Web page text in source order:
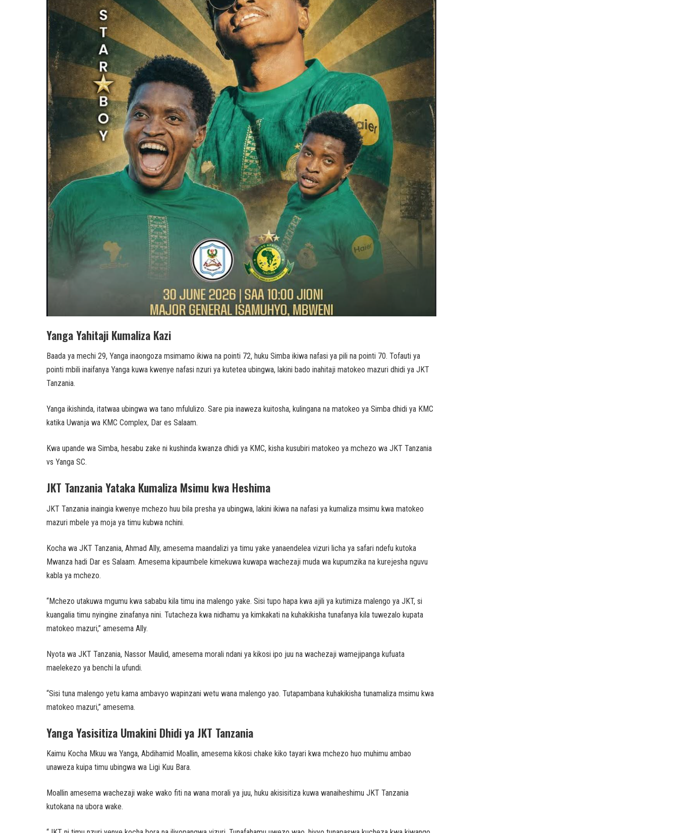
Yanga Yahitaji Kumaliza Kazi
Baada ya mechi 29, Yanga inaongoza msimamo ikiwa na pointi 72, huku Simba ikiwa nafasi ya pili na pointi 70. Tofauti ya
pointi mbili inaifanya Yanga kuwa kwenye nafasi nzuri ya kutetea ubingwa, lakini bado inahitaji matokeo mazuri dhidi ya JKT
Tanzania.
Yanga ikishinda, itatwaa ubingwa wa tano mfululizo. Sare pia inaweza kuitosha, kulingana na matokeo ya Simba dhidi ya KMC
katika Uwanja wa KMC Complex, Dar es Salaam.
Kwa upande wa Simba, hesabu zake ni kushinda kwanza dhidi ya KMC, kisha kusubiri matokeo ya mchezo wa JKT Tanzania
vs Yanga SC.
JKT Tanzania Yataka Kumaliza Msimu kwa Heshima
JKT Tanzania inaingia kwenye mchezo huu bila presha ya ubingwa, lakini ikiwa na nafasi ya kumaliza msimu kwa matokeo
mazuri mbele ya moja ya timu kubwa nchini.
Kocha wa JKT Tanzania, Ahmad Ally, amesema maandalizi ya timu yake yanaendelea vizuri licha ya safari ndefu kutoka
Mwanza hadi Dar es Salaam. Amesema kipaumbele kimekuwa kuwapa wachezaji muda wa kupumzika na kurejesha nguvu
kabla ya mchezo.
“Mchezo utakuwa mgumu kwa sababu kila timu ina malengo yake. Sisi tupo hapa kwa ajili ya kutimiza malengo ya JKT, si
kuangalia timu nyingine zinafanya nini. Tutacheza kwa nidhamu ya kimkakati na kuhakikisha tunafanya kila tuwezalo kupata
matokeo mazuri,” amesema Ally.
Nyota wa JKT Tanzania, Nassor Maulid, amesema morali ndani ya kikosi ipo juu na wachezaji wamejipanga kufuata
maelekezo ya benchi la ufundi.
“Sisi tuna malengo yetu kama ambavyo wapinzani wetu wana malengo yao. Tutapambana kuhakikisha tunamaliza msimu kwa
matokeo mazuri,” amesema.
Yanga Yasisitiza Umakini Dhidi ya JKT Tanzania
Kaimu Kocha Mkuu wa Yanga, Abdihamid Moallin, amesema kikosi chake kiko tayari kwa mchezo huo muhimu ambao
unaweza kuipa timu ubingwa wa Ligi Kuu Bara.
Moallin amesema wachezaji wake wako fiti na wana morali ya juu, huku akisisitiza kuwa wanaiheshimu JKT Tanzania
kutokana na ubora wake.